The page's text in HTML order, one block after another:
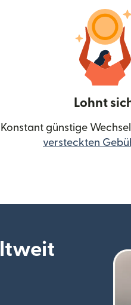
Lohnt
Konstant günstige
versteckten